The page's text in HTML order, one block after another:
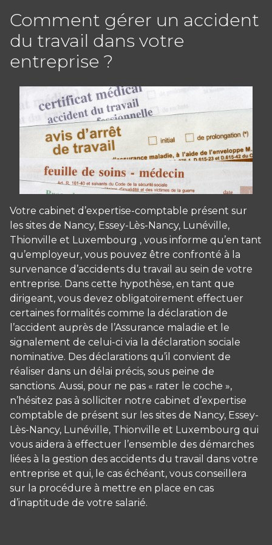
Comment gérer un accident
du travail dans votre
entreprise ?
Votre cabinet d’expertise-comptable présent sur
les sites de Nancy, Essey-Lès-Nancy, Lunéville,
Thionville et Luxembourg , vous informe qu’en tant
qu’employeur, vous pouvez être confronté à la
survenance d’accidents du travail au sein de votre
entreprise. Dans cette hypothèse, en tant que
dirigeant, vous devez obligatoirement effectuer
certaines formalités comme la déclaration de
l’accident auprès de l’Assurance maladie et le
signalement de celui-ci via la déclaration sociale
nominative. Des déclarations qu’il convient de
réaliser dans un délai précis, sous peine de
sanctions. Aussi, pour ne pas « rater le coche »,
n’hésitez pas à solliciter notre cabinet d’expertise
comptable de présent sur les sites de Nancy, Essey-
Lès-Nancy, Lunéville, Thionville et Luxembourg qui
vous aidera à effectuer l’ensemble des démarches
liées à la gestion des accidents du travail dans votre
entreprise et qui, le cas échéant, vous conseillera
sur la procédure à mettre en place en cas
d’inaptitude de votre salarié.